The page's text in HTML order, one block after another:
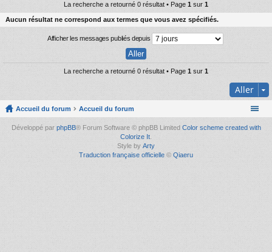
s
La recherche a retourné 0 résultat • Page 1 sur 1
Aucun résultat ne correspond aux termes que vous avez spécifiés.
Afficher les messages publiés depuis
La recherche a retourné 0 résultat • Page 1 sur 1
Aller
Accueil du forum Accueil du forum
Développé par phpBB® Forum Software © phpBB Limited Color scheme created with
Colorize It
Style by Arty
Traduction française officielle © Qiaeru